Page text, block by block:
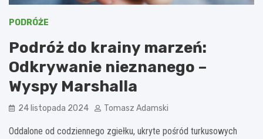
PODRÓŻE
Podróż do krainy marzeń:
Odkrywanie nieznanego –
Wyspy Marshalla
24 listopada 2024 Tomasz Adamski
Oddalone od codziennego zgiełku, ukryte pośród turkusowych